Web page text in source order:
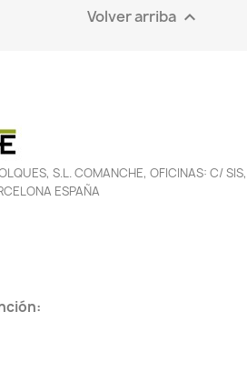
Volver arriba 
S.L. COMANCHE, OFICINAS: C/ SIS,
ESPAÑA